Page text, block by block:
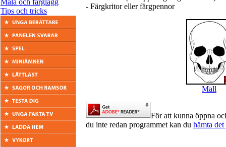
Måla och färglägg
Tips och tricks
- Färgkritor eller färgpennor
Mall
För att kunna öppna
du inte redan programmet kan du hämta det